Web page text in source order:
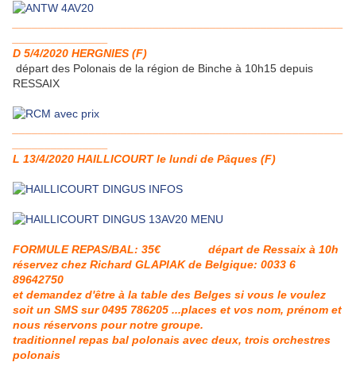
D 5/4/2020 HERGNIES (F)
départ des Polonais de la région de Binche à 10h15 depuis
RESSAIX
L 13/4/2020 HAILLICOURT le lundi de Pâques (F)
FORMULE REPAS/BAL: 35€ départ de Ressaix à 10h
réservez chez Richard GLAPIAK de Belgique: 0033 6
89642750
et demandez d'être à la table des Belges si vous le voulez
soit un SMS sur 0495 786205 ...places et vos nom, prénom et
nous réservons pour notre groupe.
traditionnel repas bal polonais avec deux, trois orchestres
polonais